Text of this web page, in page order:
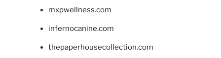
mxpwellness.com
infernocanine.com
thepaperhousecollection.com